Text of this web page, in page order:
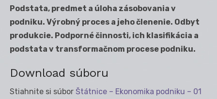
Podstata, predmet a úloha zásobovania v
podniku. Výrobný proces a jeho členenie. Odbyt
produkcie. Podporné činnosti, ich klasifikácia a
podstata v transformačnom procese podniku.
Download súboru
Stiahnite si súbor Štátnice – Ekonomika podniku – 01